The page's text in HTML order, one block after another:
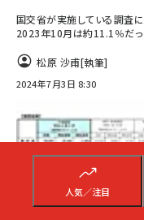
人気／注目
国交省が実施している調査
2023年10月は約11.1％だ
松原 沙甫[執筆]
2024年7月3日 8:30